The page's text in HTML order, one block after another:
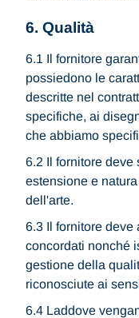
6. Qualità
6.1 Il fornitore
possiedono le
descritte nel
specifiche, ai
che abbiamo
6.2 Il fornitore
estensione e
dell'arte.
6.3 Il fornitore deve
concordati nonché
gestione della
riconosciute ai
6.4 Laddove